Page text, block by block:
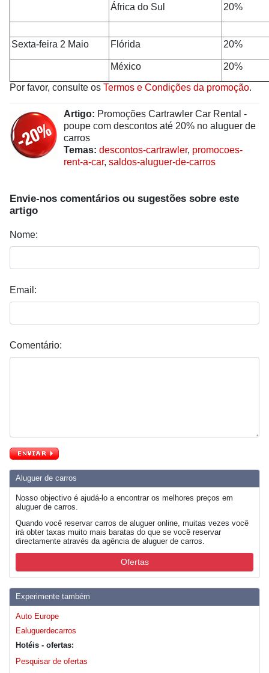
Aluguer de carros
Nosso objectivo é ajudá-lo a encontrar os melhores preços em
aluguer de carros.
Quando você reservar carros de aluguer online, muitas vezes você
irá obter taxas muito mais baratas do que se você reservar
directamente através da agência de aluguer de carros.
Ofertas
Experimente também
Auto Europe
Ealuguerdecarros
Hotéis - ofertas:
Pesquisar de ofertas
África do Sul 20%
Sexta-feira 2 Maio Flórida 20%
México 20%
Por favor, consulte os Termos e Condições da promoção.
Artigo: Promoções Cartrawler Car Rental -
poupe com descontos até 20% no aluguer de
carros
Temas: descontos-cartrawler, promocoes-
rent-a-car, saldos-aluguer-de-carros
Envie-nos comentários ou sugestões sobre este
artigo
Nome:
Email:
Comentário: